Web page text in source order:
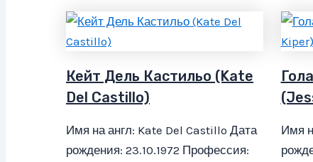
Кейт Дель Кастильо (Kate
Del Castillo)
Имя на англ: Kate Del Castillo Дата
рождения: 23.10.1972 Профессия:
Имя